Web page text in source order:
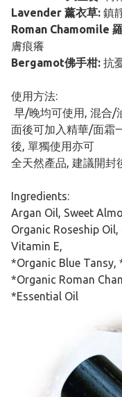
Lavender 薰衣草: 鎮
Roman Chamomile
膚痕癢
Bergamot佛手柑: 抗
使用方法:
早/晚均可使用, 混合/
面後可加入精華/面霜
後, 單獨使用亦可
全天然產品, 建議開封
Ingredients:
Argan Oil, Sweet
Organic Roseship
Vitamin E,
*Organic Blue Tansy,
*Organic Roman
*Essential Oil